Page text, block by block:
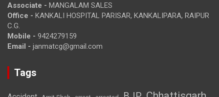
Associate - MANGALAM SALES
Office - KANKALI HOSPITAL PARISAR, KANKALIPARA, RAIPUR
C.G.
Mobile - 9424279159
Email - janmatcg@gmail.com
Tags